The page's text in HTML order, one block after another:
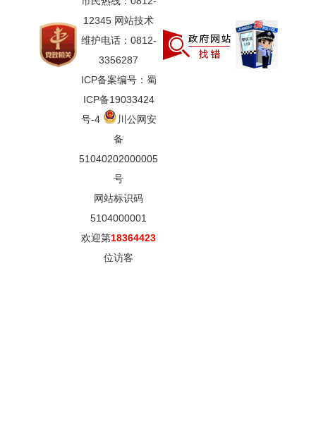
12345 网站技术
维护电话：0812-
3356287
ICP备案编号：蜀
ICP备19033424
号-4
川公网安
备
51040202000005
号
网站标识码
5104000001
欢迎第18364423
位访客